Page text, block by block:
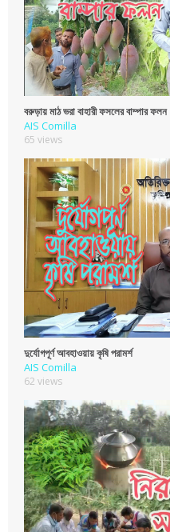
বরুড়ায় মাঠ ভরা বাহারী ফসলের বাম্পার ফলন
AIS Comilla
65 views
দুর্যোগপূর্ণ আবহাওয়ায় কৃষি পরামর্শ
AIS Comilla
62 views